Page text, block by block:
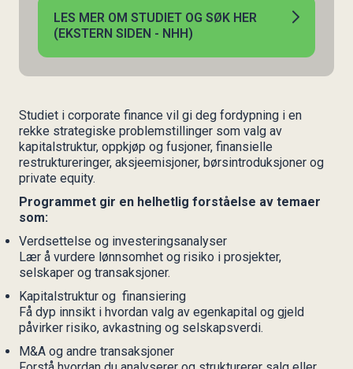
STED
Oslo, med en samling i Bergen
SØKNADSFRIST
Løpende opptak i perioden 15. februar - 1.
NOK 115 000
STUDIEPOENG
30
LES MER OM STUDIET OG SØK HER
(EKSTERN SIDEN - NHH)
Studiet i corporate finance vil gi deg fordypning i en
rekke strategiske problemstillinger som valg av
kapitalstruktur, oppkjøp og fusjoner, finansielle
restruktureringer, aksjeemisjoner, børsintroduksjoner og
private equity.
Programmet gir en helhetlig forståelse av temaer
som:
Verdsettelse og investeringsanalyser
Lær å vurdere lønnsomhet og risiko i prosjekter,
selskaper og transaksjoner.
Kapitalstruktur og finansiering
Få dyp innsikt i hvordan valg av egenkapital og gjeld
påvirker risiko, avkastning og selskapsverdi.
M&A og andre transaksjoner